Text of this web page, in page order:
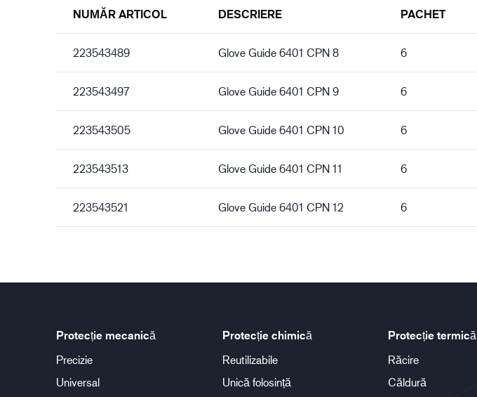
NUMĂR ARTICOL DESCRIERE PACHET
223543489 Glove Guide 6401 CPN 8 6
223543497 Glove Guide 6401 CPN 9 6
223543505 Glove Guide 6401 CPN 10 6
223543513 Glove Guide 6401 CPN 11 6
223543521 Glove Guide 6401 CPN 12 6
Protecție mecanică
Precizie
Universal
Protecție chimică
Reutilizabile
Unică folosință
Protecție termică
Răcire
Căldură